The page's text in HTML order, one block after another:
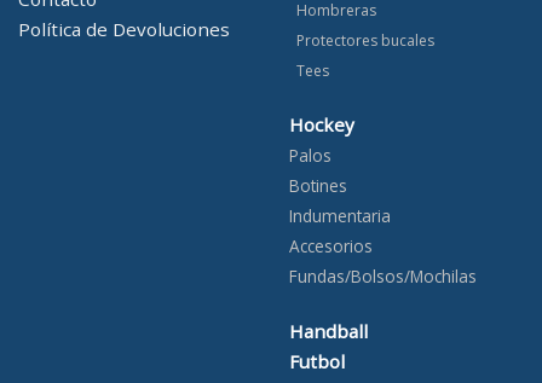
Política de Devoluciones
Hombreras
Protectores bucales
Tees
Hockey
Palos
Botines
Indumentaria
Accesorios
Fundas/Bolsos/Mochilas
Handball
Futbol